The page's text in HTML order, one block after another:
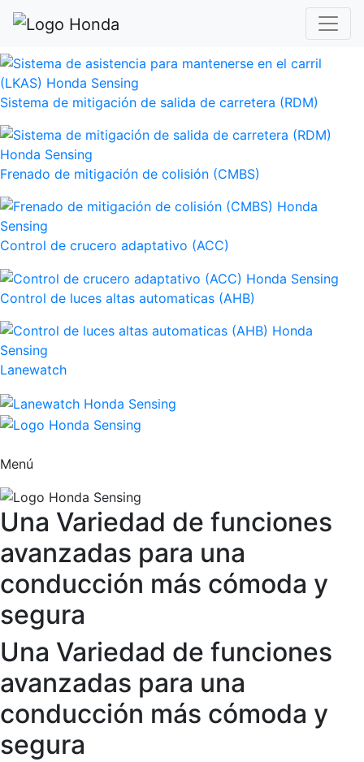
Sistema de asistencia para mantenerse en el carril (LKAS)
Sistema de mitigación de salida de carretera (RDM)
Frenado de mitigación de colisión (CMBS)
Control de crucero adaptativo (ACC)
Control de luces altas automaticas (AHB)
Lanewatch
Menú
Una Variedad de funciones
avanzadas para una
conducción más cómoda y
segura
Una Variedad de funciones
avanzadas para una
conducción más cómoda y
segura